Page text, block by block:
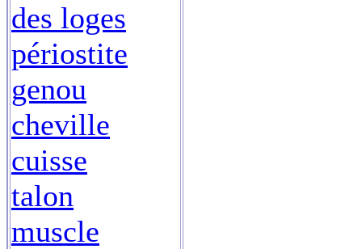
des loges
périostite
genou
cheville
cuisse
talon
muscle